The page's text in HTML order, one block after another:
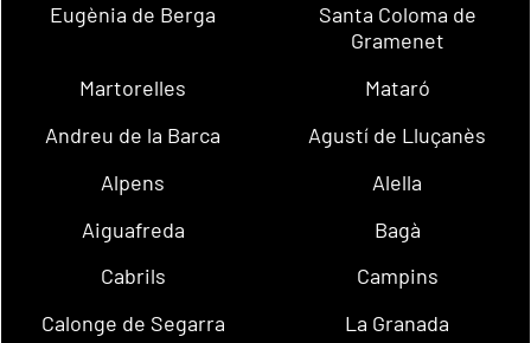
Eugènia de Berga
Santa Coloma de
Gramenet
Martorelles
Mataró
Andreu de la Barca
Agustí de Lluçanès
Alpens
Alella
Aiguafreda
Bagà
Cabrils
Campins
Calonge de Segarra
La Granada